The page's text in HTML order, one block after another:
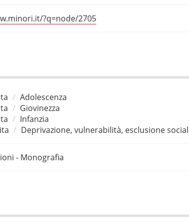
?q=node/2705
Adolescenza
Giovinezza
Infanzia
Deprivazione, vulnerabilità, esclusione
- Monografia